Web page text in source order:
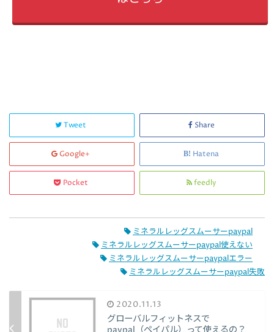
Tweet Share
Google+ Hatena
Pocket feedly
ミネラルレッグスムーサーpaypal
ミネラルレッグスムーサーpaypal使えない
ミネラルレッグスムーサーpaypalエラー
ミネラルレッグスムーサーpaypal失敗
2020.11.13
グローバルフィットネスで